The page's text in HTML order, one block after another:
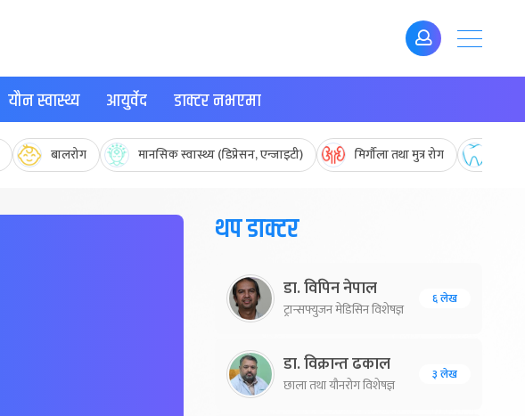
यौन स्वास्थ्य आयुर्वेद डाक्टर नभएमा
बालरोग मानसिक स्वास्थ्य (डिप्रेसन, एन्जाइटी) मिर्गौला तथा मुत्र रोग
थप डाक्टर
डा. विपिन नेपाल
ट्रान्सफ्युजन मेडिसिन विशेषज्ञ
६ लेख
डा. विक्रान्त ढकाल
छाला तथा यौनरोग विशेषज्ञ
३ लेख